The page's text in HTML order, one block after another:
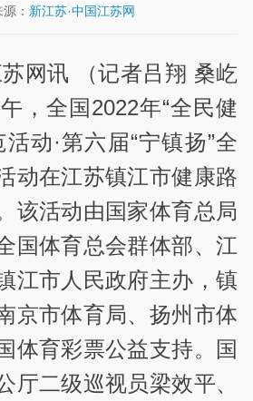
： 新江苏·中国江苏网
网讯 （记者吕翔 桑屹
，全国2022年“全民健
动·第六届“宁镇扬”全
动在江苏镇江市健康路
该活动由国家体育总局
国体育总会群体部、江
江市人民政府主办，镇
京市体育局、扬州市体
体育彩票公益支持。国
厅二级巡视员梁效平、